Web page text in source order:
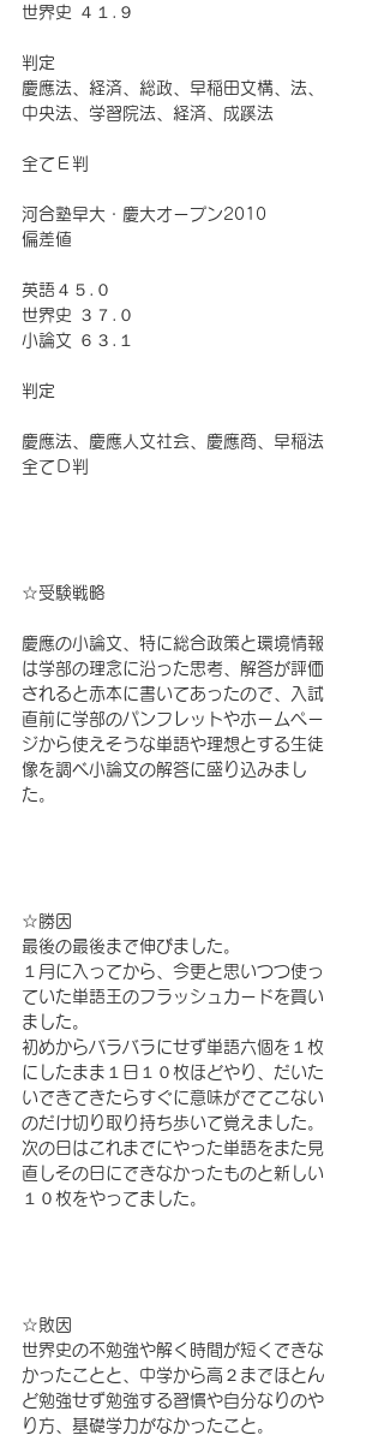
世界史 ４１.９
判定
慶應法、経済、総政、早稲田文構、法、
中央法、学習院法、経済、成蹊法
全てＥ判
河合塾早大・慶大オープン2010
偏差値
英語４５.０
世界史 ３７.０
小論文 ６３.１
判定
慶應法、慶應人文社会、慶應商、早稲法
全てＤ判
☆受験戦略
慶應の小論文、特に総合政策と環境情報
は学部の理念に沿った思考、解答が評価
されると赤本に書いてあったので、入試
直前に学部のパンフレットやホームペー
ジから使えそうな単語や理想とする生徒
像を調べ小論文の解答に盛り込みまし
た。
☆勝因
最後の最後まで伸びました。
１月に入ってから、今更と思いつつ使っ
ていた単語王のフラッシュカードを買い
ました。
初めからバラバラにせず単語六個を１枚
にしたまま１日１０枚ほどやり、だいた
いできてきたらすぐに意味がでてこない
のだけ切り取り持ち歩いて覚えました。
次の日はこれまでにやった単語をまた見
直しその日にできなかったものと新しい
１０枚をやってました。
☆敗因
世界史の不勉強や解く時間が短くできな
かったことと、中学から高２までほとん
ど勉強せず勉強する習慣や自分なりのや
り方、基礎学力がなかったこと。